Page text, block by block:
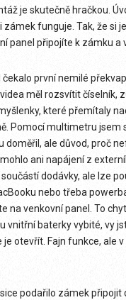
je skutečně hračkou.
funguje. Tak, že si
panel připojíte k zámku a
čekalo první nemilé
měl rozsvítit číselník,
které přemítaly
Pomocí multimetru jsem
doměřil, ale důvod, proč
ani napájení z
součástí dodávky, ale lze
nebo třeba
na venkovní panel. To
vnitřní baterky vybité, vy
otevřít. Fajn funkce, ale
sice podařilo zámek připojit